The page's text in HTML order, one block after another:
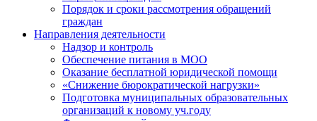
Порядок и сроки рассмотрения обращений
граждан
Направления деятельности
Надзор и контроль
Обеспечение питания в МОО
Оказание бесплатной юридической помощи
«Снижение бюрократической нагрузки»
Подготовка муниципальных образовательных
организаций к новому уч.году